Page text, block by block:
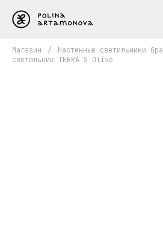
Магазин / Настенные светильники бра
светильник TERRA S Olive